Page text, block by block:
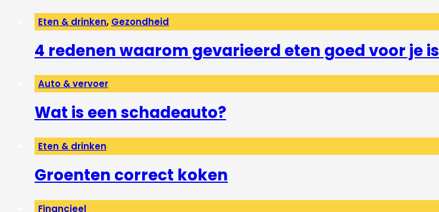
Eten & drinken, Gezondheid
4 redenen waarom gevarieerd eten goed voor je is
Auto & vervoer
Wat is een schadeauto?
Eten & drinken
Groenten correct koken
Financieel